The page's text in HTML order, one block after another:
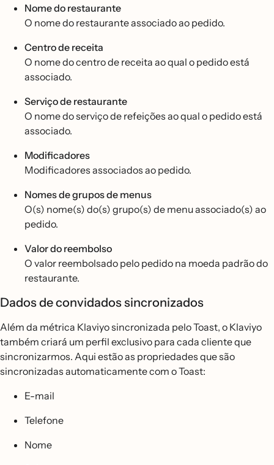
Nome do restaurante
O nome do restaurante associado ao pedido.
Centro de receita
O nome do centro de receita ao qual o pedido está
associado.
Serviço de restaurante
O nome do serviço de refeições ao qual o pedido está
associado.
Modificadores
Modificadores associados ao pedido.
Nomes de grupos de menus
O(s) nome(s) do(s) grupo(s) de menu associado(s) ao
pedido.
Valor do reembolso
O valor reembolsado pelo pedido na moeda padrão do
restaurante.
Dados de convidados sincronizados
Além da métrica Klaviyo sincronizada pelo Toast, o Klaviyo
também criará um perfil exclusivo para cada cliente que
sincronizarmos. Aqui estão as propriedades que são
sincronizadas automaticamente com o Toast:
E-mail
Telefone
Nome